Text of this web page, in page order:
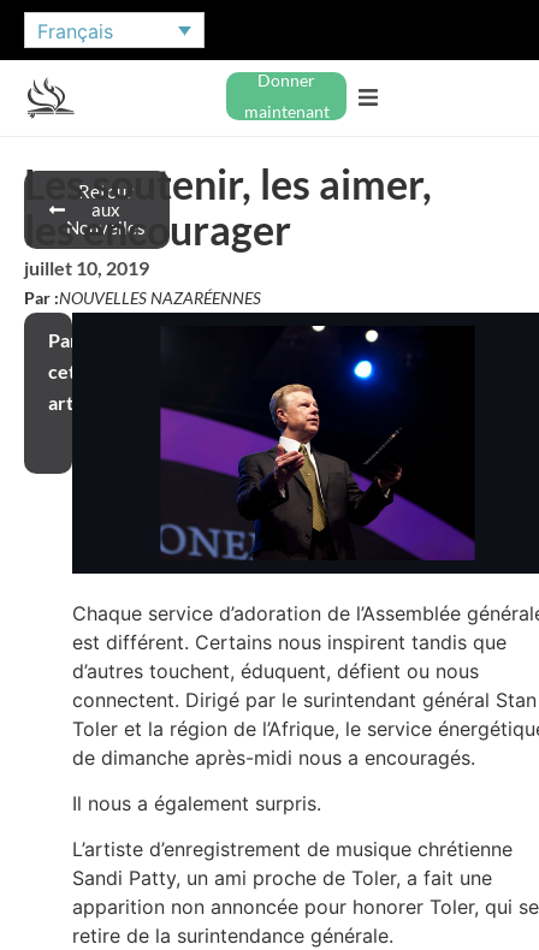
Français
Donner
maintenant
Retour
aux
Nouvelles
Les soutenir, les aimer,
les encourager
juillet 10, 2019
Par :NOUVELLES NAZARÉENNES
Partager
cet
article
Chaque service d’adoration de l’Assemblée
est différent. Certains nous inspirent tandis que
d’autres touchent, éduquent, défient ou nous
connectent. Dirigé par le surintendant général
Toler et la région de l’Afrique, le service
de dimanche après-midi nous a encouragés.
Il nous a également surpris.
L’artiste d’enregistrement de musique chrétienne
Sandi Patty, un ami proche de Toler, a fait une
apparition non annoncée pour honorer Toler, qui se
retire de la surintendance générale.